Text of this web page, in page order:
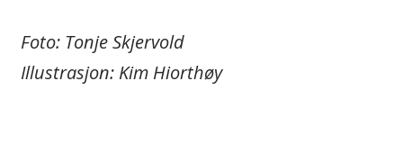
Foto: Tonje Skjervold
Illustrasjon: Kim Hiorthøy